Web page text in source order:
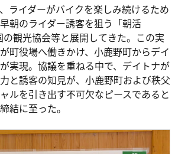
ライダーがバイクを楽しみ続けるため
朝のライダー誘客を狙う「朝活
観光協会等と展開してきた。この実
町役場へ働きかけ、小鹿野町からデイ
実現。協議を重ねる中で、デイトナが
と誘客の知見が、小鹿野町および秩父
ルを引き出す不可欠なピースであると
結に至った。